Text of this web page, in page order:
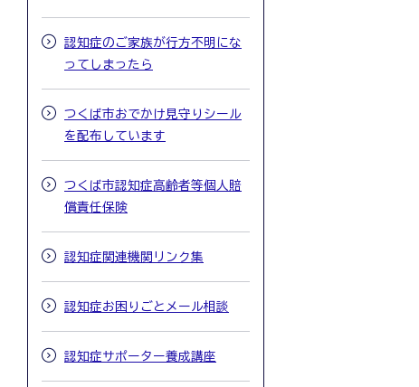
認知症のご家族が行方不明にな
ってしまったら
つくば市おでかけ見守りシール
を配布しています
つくば市認知症高齢者等個人賠
償責任保険
認知症関連機関リンク集
認知症お困りごとメール相談
認知症サポーター養成講座